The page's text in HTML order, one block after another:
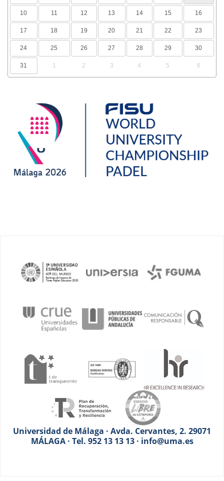
10 11 12 13 14 15 16
17 18 19 20 21 22 23
24 25 26 27 28 29 30
31 1 2 3 4 5 6
Universidad de Málaga · Avda. Cervantes, 2. 29071
MÁLAGA · Tel. 952 13 13 13 · info@uma.es